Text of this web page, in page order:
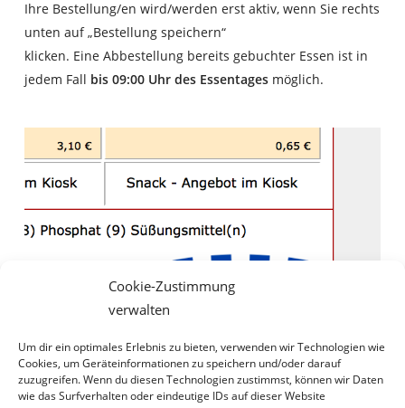
Cookie-Zustimmung
verwalten
Um dir ein optimales Erlebnis zu bieten, verwenden wir Technologien wie
Cookies, um Geräteinformationen zu speichern und/oder darauf
zuzugreifen. Wenn du diesen Technologien zustimmst, können wir Daten
wie das Surfverhalten oder eindeutige IDs auf dieser Website
Ihre Bestellung/en wird/werden erst aktiv, wenn Sie rechts
unten auf „Bestellung speichern“
klicken. Eine Abbestellung bereits gebuchter Essen ist in
jedem Fall bis 09:00 Uhr des Essentagesmöglich.